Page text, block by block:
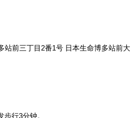
站前三丁目2番1号 日本生命博多站前大
步行3分钟。